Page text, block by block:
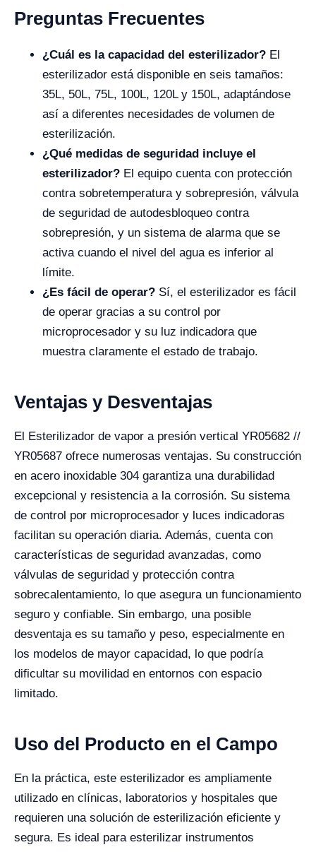
Preguntas Frecuentes
¿Cuál es la capacidad del esterilizador? El
esterilizador está disponible en seis tamaños:
35L, 50L, 75L, 100L, 120L y 150L, adaptándose
así a diferentes necesidades de volumen de
esterilización.
¿Qué medidas de seguridad incluye el
esterilizador? El equipo cuenta con protección
contra sobretemperatura y sobrepresión, válvula
de seguridad de autodesbloqueo contra
sobrepresión, y un sistema de alarma que se
activa cuando el nivel del agua es inferior al
límite.
¿Es fácil de operar? Sí, el esterilizador es fácil
de operar gracias a su control por
microprocesador y su luz indicadora que
muestra claramente el estado de trabajo.
Ventajas y Desventajas
El Esterilizador de vapor a presión vertical YR05682 //
YR05687 ofrece numerosas ventajas. Su construcción
en acero inoxidable 304 garantiza una durabilidad
excepcional y resistencia a la corrosión. Su sistema
de control por microprocesador y luces indicadoras
facilitan su operación diaria. Además, cuenta con
características de seguridad avanzadas, como
válvulas de seguridad y protección contra
sobrecalentamiento, lo que asegura un funcionamiento
seguro y confiable. Sin embargo, una posible
desventaja es su tamaño y peso, especialmente en
los modelos de mayor capacidad, lo que podría
dificultar su movilidad en entornos con espacio
limitado.
Uso del Producto en el Campo
En la práctica, este esterilizador es ampliamente
utilizado en clínicas, laboratorios y hospitales que
requieren una solución de esterilización eficiente y
segura. Es ideal para esterilizar instrumentos